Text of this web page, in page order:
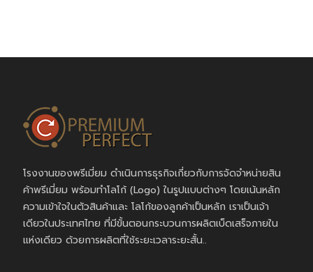
โรงงานของพรีเมี่ยม ดำเนินการธุรกิจเกี่ยวกับการจัดจำหน่ายสิน
ค้าพรีเมี่ยม พร้อมทำโลโก้ (Logo) ในรูปแบบต่างๆ โดยเน้นหลัก
ความเข้าใจในตัวสินค้าและ โลโก้ของลูกค้าเป็นหลัก เราเป็นเจ้า
เดียวในประเทศไทย ที่มีขั้นตอนกระบวนการผลิตเบ็ดเสร็จภายใน
แห่งเดียว ด้วยการผลิตที่ใช้ระยะเวลาระยะสั้น..